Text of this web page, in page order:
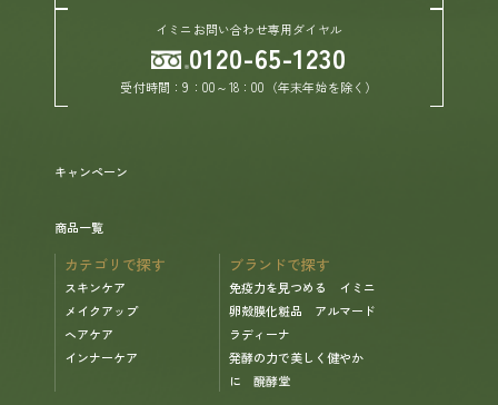
キャンペーン
商品一覧
カテゴリで探す
スキンケア
メイクアップ
ヘアケア
インナーケア
ブランドで探す
免疫力を見つめる イミニ
卵殻膜化粧品 アルマード
ラディーナ
発酵の力で美しく健やか
に 醗酵堂
イミニお問い合わせ専用ダイヤル
0120-65-1230
受付時間：9：00～18：00（年末年始を除く）